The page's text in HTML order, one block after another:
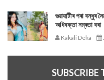
গুৱাহাটীৰ পৰা বন্ধুৰ
অধিবক্তা নম্ৰতা বৰা
Kakali Deka
SUBSCRIBE